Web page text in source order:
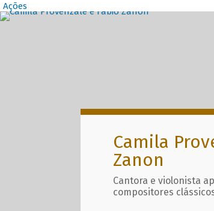
Ações
Destaques
Camila
Zanon
Cantora e violonista
compositores